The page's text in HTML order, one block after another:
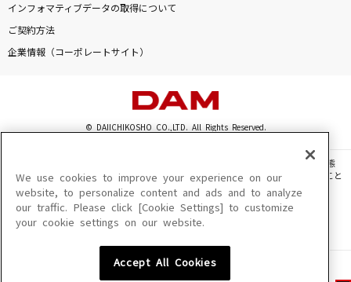
インフォマティブデータの取得について
ご契約方法
企業情報（コーポレートサイト）
© DAIICHIKOSHO CO.,LTD. All Rights Reserved.
このサイトに掲載されている一切の文章・画像・写真・動画・音声等を、手段や形態
を問わず、著作権法の定める範囲を超えて無断で複製、転載、ファイル化などすること
を禁じます。
楽曲及びコンテンツは、機種によりご利用いただけない場合があります。
楽曲及びコンテンツの配信日、配信内容が変更になる場合があります。
We use cookies to improve your experience on our
website, to personalize content and ads and to analyze
our traffic. Please click [Cookie Settings] to customize
your cookie settings on our website.
Accept All Cookies